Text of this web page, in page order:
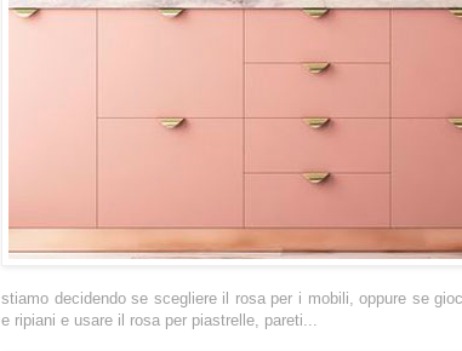
stiamo decidendo se scegliere il rosa per i mobili, oppure se
e ripiani e usare il rosa per piastrelle, pareti...